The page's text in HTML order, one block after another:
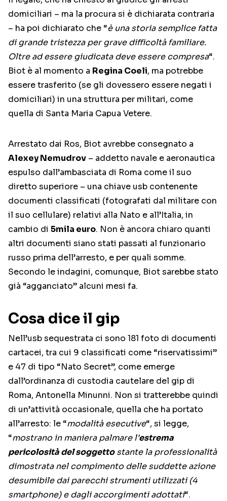
domiciliari – ma la procura si è dichiarata contraria
– ha poi dichiarato che “è una storia semplice fatta
di grande tristezza per grave difficoltà familiare.
Oltre ad essere giudicata deve essere compresa“.
Biot è al momento a Regina Coeli, ma potrebbe
essere trasferito (se gli dovessero essere negati i
domiciliari) in una struttura per militari, come
quella di Santa Maria Capua Vetere.
Arrestato dai Ros, Biot avrebbe consegnato a
Alexey Nemudrov – addetto navale e aeronautica
espulso dall’ambasciata di Roma come il suo
diretto superiore – una chiave usb contenente
documenti classificati (fotografati dal militare con
il suo cellulare) relativi alla Nato e all’Italia, in
cambio di 5mila euro. Non è ancora chiaro quanti
altri documenti siano stati passati al funzionario
russo prima dell’arresto, e per quali somme.
Secondo le indagini, comunque, Biot sarebbe stato
già “agganciato” alcuni mesi fa.
Cosa dice il gip
Nell’usb sequestrata ci sono 181 foto di documenti
cartacei, tra cui 9 classificati come “riservatissimi”
e 47 di tipo “Nato Secret”, come emerge
dall’ordinanza di custodia cautelare del gip di
Roma, Antonella Minunni. Non si tratterebbe quindi
di un’attività occasionale, quella che ha portato
all’arresto: le “modalità esecutive“, si legge,
“mostrano in maniera palmare l’estrema
pericolosità del soggettostante la professionalità
dimostrata nel compimento delle suddette azione
desumibile dai parecchi strumenti utilizzati (4
smartphone) e dagli accorgimenti adottati“.